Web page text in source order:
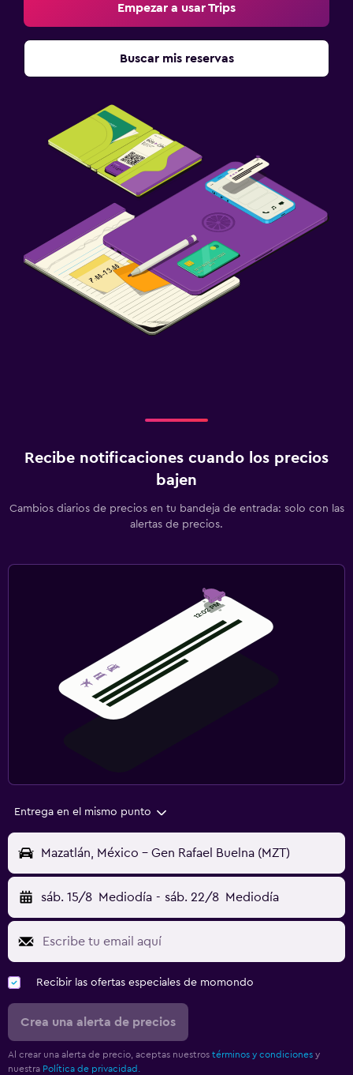
Empezar a usar Trips
Buscar mis reservas
Recibe notificaciones cuando los precios
bajen
Cambios diarios de precios en tu bandeja de entrada: solo con las
alertas de precios.
Entrega en el mismo punto
Mazatlán, México - Gen Rafael Buelna (MZT)
sáb. 15/8 Mediodía - sáb. 22/8 Mediodía
Recibir las ofertas especiales de momondo
Crea una alerta de precios
Al crear una alerta de precio, aceptas nuestros términos y condiciones y
nuestra Política de privacidad.